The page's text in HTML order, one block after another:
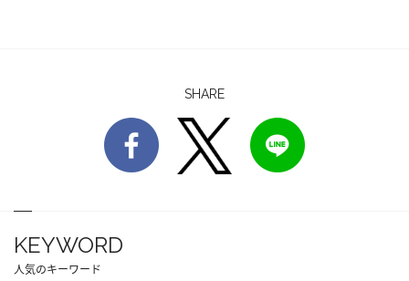
SHARE
KEYWORD
人気のキーワード